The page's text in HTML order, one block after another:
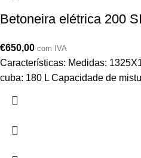
Betoneira elétrica 200
€650,00 com IVA
Características: Medidas:
cuba: 180 L Capacidade de